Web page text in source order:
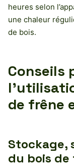
heures selon
une chaleur
de bois.
Conseils
de frêne
Stockage,
du bois de